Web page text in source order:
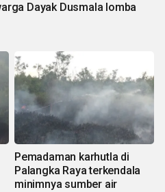
Dayak Dusmala lomba
Pemadaman karhutla di
Palangka Raya terkendala
minimnya sumber air